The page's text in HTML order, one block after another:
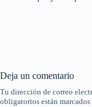
Deja un comentario
Tu dirección de correo
obligatorios están marcados